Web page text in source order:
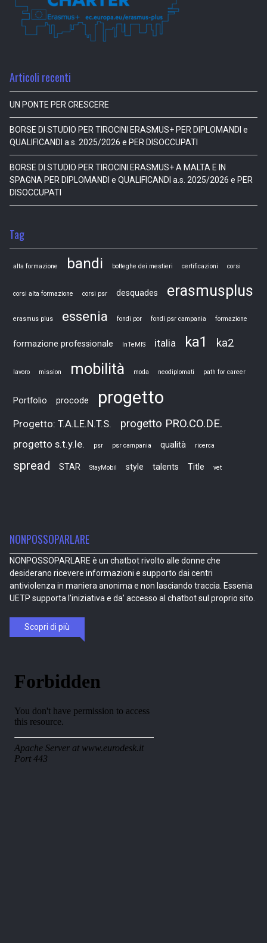
Articoli recenti
UN PONTE PER CRESCERE
BORSE DI STUDIO PER TIROCINI ERASMUS+ PER DIPLOMANDI e
QUALIFICANDI a.s. 2025/2026 e PER DISOCCUPATI
BORSE DI STUDIO PER TIROCINI ERASMUS+ A MALTA E IN
SPAGNA PER DIPLOMANDI e QUALIFICANDI a.s. 2025/2026 e PER
DISOCCUPATI
Tag
alta formazione bandi botteghe dei mestieri certificazioni corsi
corsi alta formazione corsi psr desquades erasmusplus
erasmus plus essenia fondi por fondi psr campania formazione
formazione professionale InTeMIS italia ka1 ka2
lavoro mission mobilità moda neodiplomati path for career
Portfolio procode progetto
Progetto: T.A.LE.N.T.S. progetto PRO.CO.DE.
progetto s.t.y.le. psr psr campania qualità ricerca
spread STAR StayMobil style talents Title vet
NONPOSSOPARLARE
NONPOSSOPARLARE è un chatbot rivolto alle donne che
desiderano ricevere informazioni e supporto dai centri
antiviolenza in maniera anonima e non lasciando traccia. Essenia
UETP supporta l’iniziativa e da’ accesso al chatbot sul proprio sito.
Scopri di più